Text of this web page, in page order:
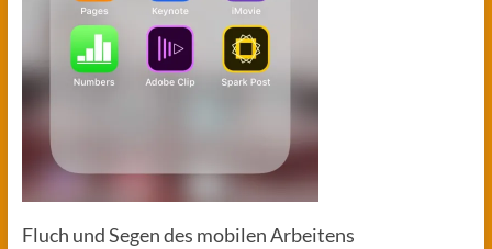
Fluch und Segen des mobilen Arbeitens